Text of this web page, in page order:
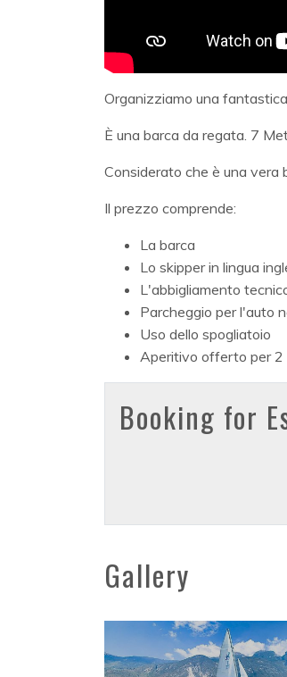
Organizziamo una
È una barca da regata. 7
Considerato che è una vera
Il prezzo comprende:
La barca
Lo skipper in lingua
L'abbigliamento
Parcheggio per l'auto
Uso dello spogliatoio
Aperitivo offerto per 2
Booking for
Gallery